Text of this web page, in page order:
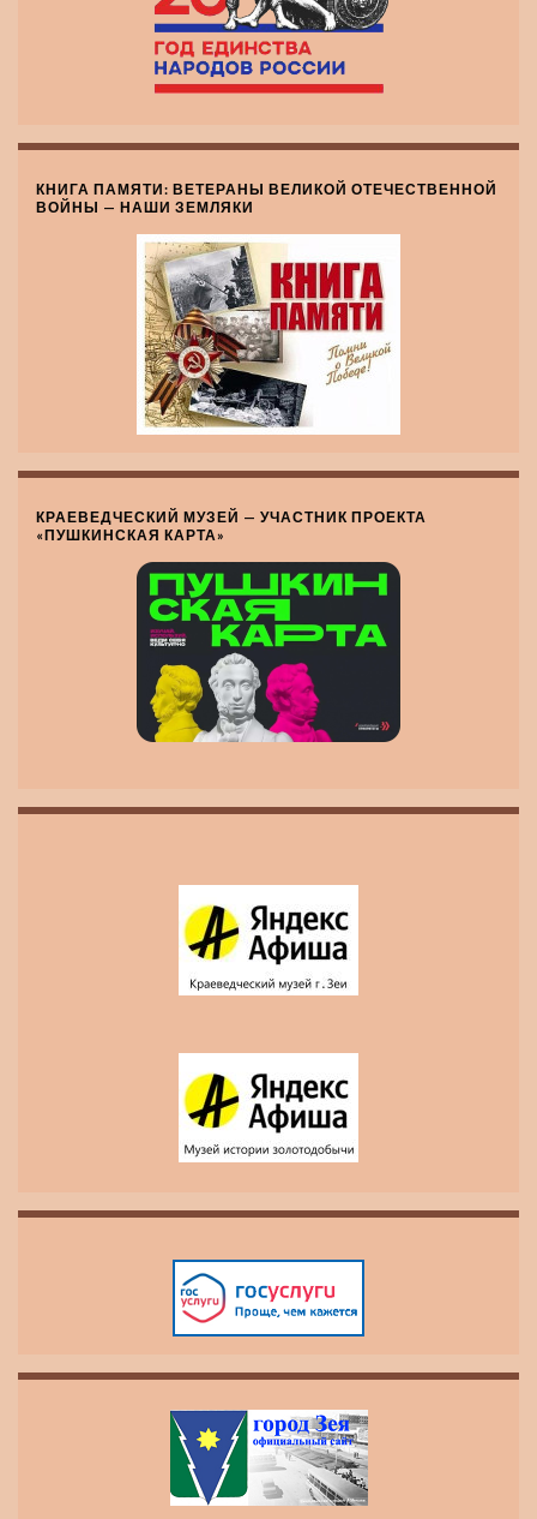
КНИГА ПАМЯТИ: ВЕТЕРАНЫ ВЕЛИКОЙ ОТЕЧЕСТВЕННОЙ
ВОЙНЫ — НАШИ ЗЕМЛЯКИ
КРАЕВЕДЧЕСКИЙ МУЗЕЙ — УЧАСТНИК ПРОЕКТА
«ПУШКИНСКАЯ КАРТА»